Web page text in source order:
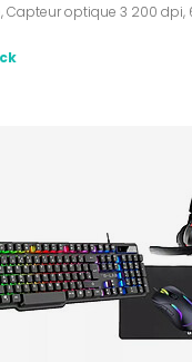
Capteur optique 3 200 dpi,